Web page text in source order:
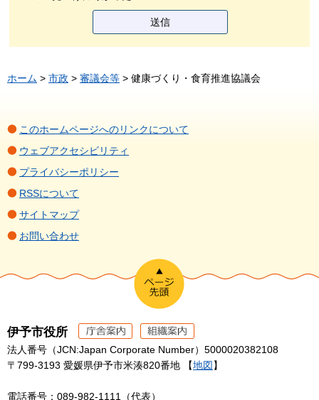
ホーム > 市政 > 審議会等 > 健康づくり・食育推進協議会
このホームページへのリンクについて
ウェブアクセシビリティ
プライバシーポリシー
RSSについて
サイトマップ
お問い合わせ
伊予市役所
法人番号（JCN:Japan Corporate Number）5000020382108
〒799-3193 愛媛県伊予市米湊820番地 【地図 】
電話番号：089-982-1111（代表）